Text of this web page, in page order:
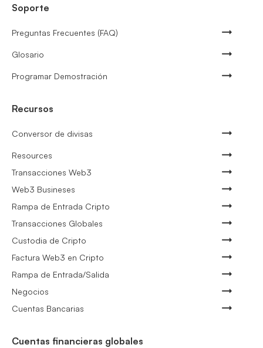
Soporte
Preguntas Frecuentes (FAQ)
Glosario
Programar Demostración
Recursos
Conversor de divisas
Resources
Transacciones Web3
Web3 Busineses
Rampa de Entrada Cripto
Transacciones Globales
Custodia de Cripto
Factura Web3 en Cripto
Rampa de Entrada/Salida
Negocios
Cuentas Bancarias
Cuentas financieras globales